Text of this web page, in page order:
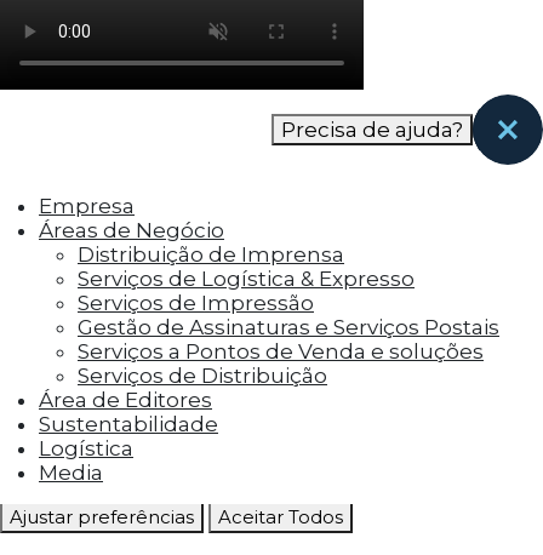
como os visitantes interagem com o site. Esses
cookies ajudam a fornecer informações sobre
as métricas do número de visitantes, taxa de
rejeição, origem do tráfego, etc.
funcionalidades, como compartilhar o
conteúdo do site em plataformas de social
media, coletar feedbacks e outros recursos de
terceiros.
Cookies Marketing
Os cookies de marketing são usados para
entregar aos visitantes anúncios
personalizados com base nas páginas que eles
visitaram antes e analisar a eficácia da
campanha publicitária.
Ajustar preferências Aceitar Todos
Precisa de ajuda?
Empresa
Áreas de Negócio
Distribuição de Imprensa
Serviços de Logística & Expresso
Serviços de Impressão
Gestão de Assinaturas e Serviços Postais
Serviços a Pontos de Venda e soluções
Serviços de Distribuição
Área de Editores
Sustentabilidade
Logística
Media